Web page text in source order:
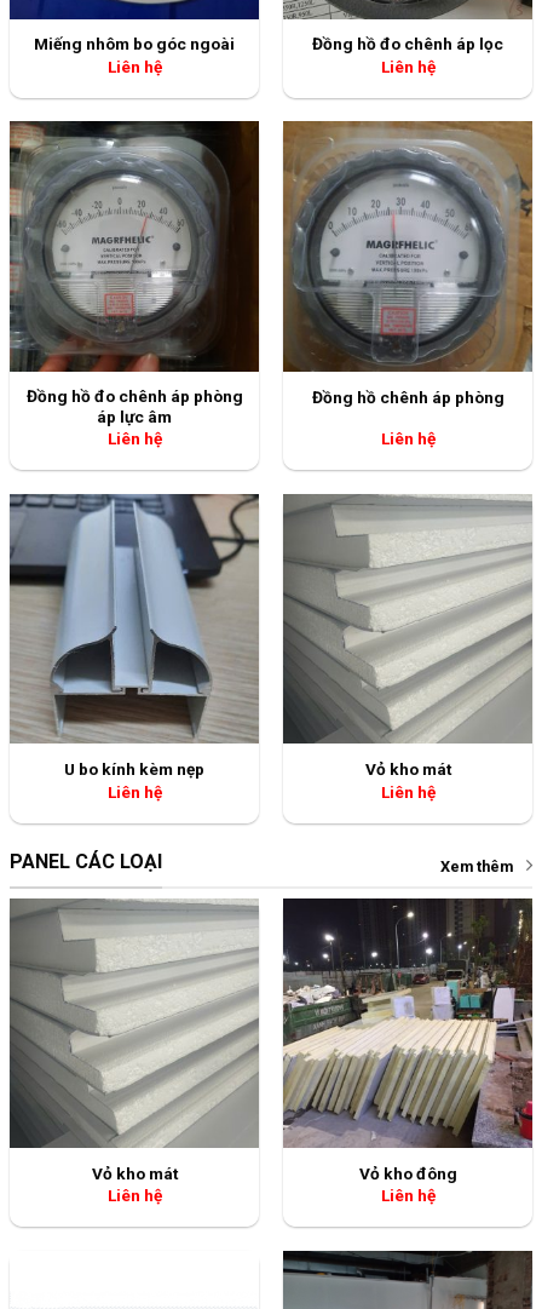
Đồng hồ đo chênh áp phòng
áp lực âm
Liên hệ
Đồng hồ chênh áp phòng
Liên hệ
U bo kính kèm nẹp
Liên hệ
Vỏ kho mát
Liên hệ
PANEL CÁC LOẠI Xem thêm
Vỏ kho mát
Liên hệ
Vỏ kho đông
Liên hệ
Panel PU
Liên hệ